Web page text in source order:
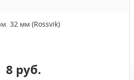
32 мм (Rossvik)
8 руб.